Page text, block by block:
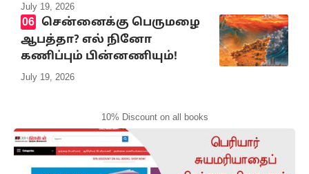
July 19, 2026
சென்னைக்கு பெருமழை
ஆபத்தா? எல் நினோ
கணிப்பும் பின்னணியும்!
July 19, 2026
10% Discount on all books